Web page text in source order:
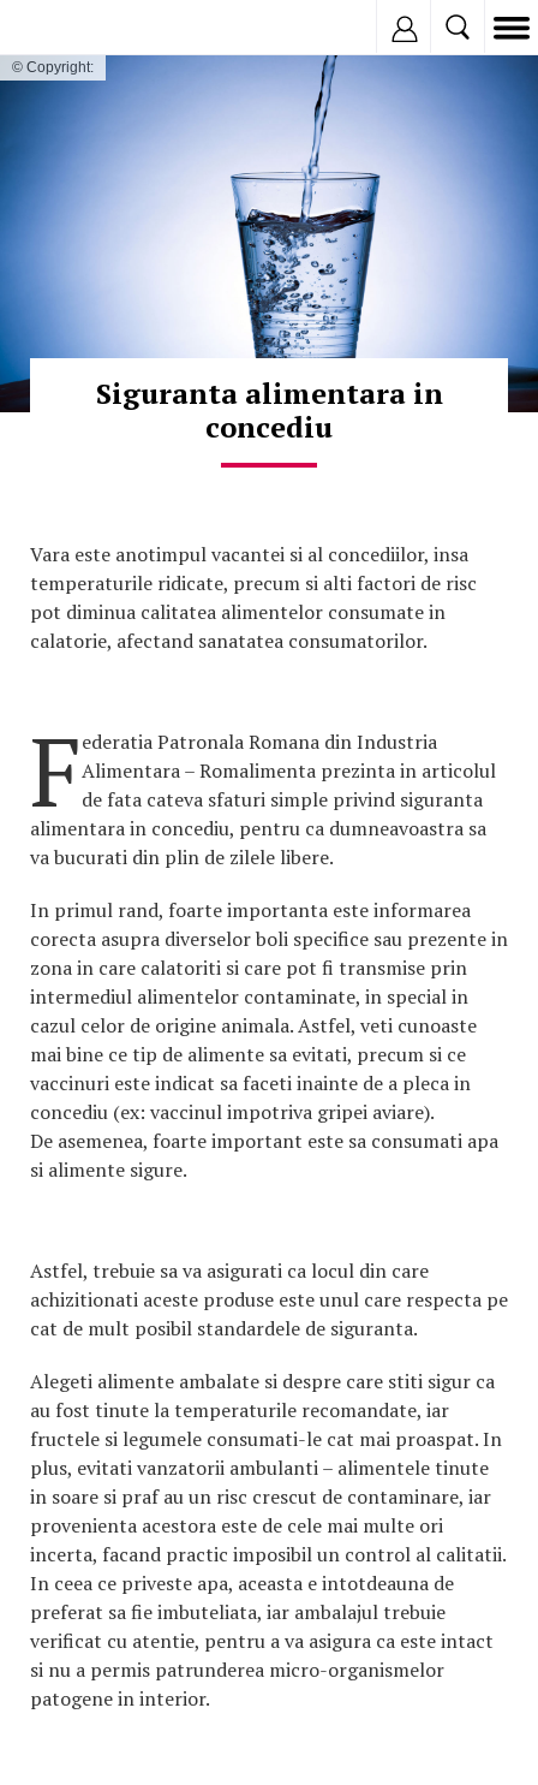
© Copyright:
Siguranta alimentara in
concediu
Vara este anotimpul vacantei si al concediilor, insa
temperaturile ridicate, precum si alti factori de risc
pot diminua calitatea alimentelor consumate in
calatorie, afectand sanatatea consumatorilor.
Federatia Patronala Romana din Industria
Alimentara – Romalimenta prezinta in articolul
de fata cateva sfaturi simple privind siguranta
alimentara in concediu, pentru ca dumneavoastra sa
va bucurati din plin de zilele libere.
In primul rand, foarte importanta este informarea
corecta asupra diverselor boli specifice sau prezente in
zona in care calatoriti si care pot fi transmise prin
intermediul alimentelor contaminate, in special in
cazul celor de origine animala. Astfel, veti cunoaste
mai bine ce tip de alimente sa evitati, precum si ce
vaccinuri este indicat sa faceti inainte de a pleca in
concediu (ex: vaccinul impotriva gripei aviare).
De asemenea, foarte important este sa consumati apa
si alimente sigure.
Astfel, trebuie sa va asigurati ca locul din care
achizitionati aceste produse este unul care respecta pe
cat de mult posibil standardele de siguranta.
Alegeti alimente ambalate si despre care stiti sigur ca
au fost tinute la temperaturile recomandate, iar
fructele si legumele consumati-le cat mai proaspat. In
plus, evitati vanzatorii ambulanti – alimentele tinute
in soare si praf au un risc crescut de contaminare, iar
provenienta acestora este de cele mai multe ori
incerta, facand practic imposibil un control al calitatii.
In ceea ce priveste apa, aceasta e intotdeauna de
preferat sa fie imbuteliata, iar ambalajul trebuie
verificat cu atentie, pentru a va asigura ca este intact
si nu a permis patrunderea micro-organismelor
patogene in interior.